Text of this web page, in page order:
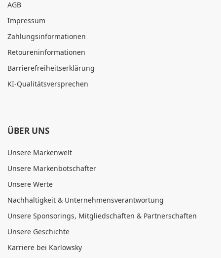
AGB
Impressum
Zahlungsinformationen
Retoureninformationen
Barrierefreiheitserklärung
KI-Qualitätsversprechen
ÜBER UNS
Unsere Markenwelt
Unsere Markenbotschafter
Unsere Werte
Nachhaltigkeit & Unternehmensverantwortung
Unsere Sponsorings, Mitgliedschaften & Partnerschaften
Unsere Geschichte
Karriere bei Karlowsky